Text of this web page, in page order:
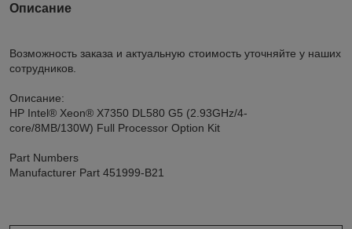
Описание
Возможность заказа и актуальную стоимость уточняйте у наших
сотрудников.
Описание:
HP Intel® Xeon® X7350 DL580 G5 (2.93GHz/4-
core/8MB/130W) Full Processor Option Kit
Part Numbers
Manufacturer Part 451999-B21